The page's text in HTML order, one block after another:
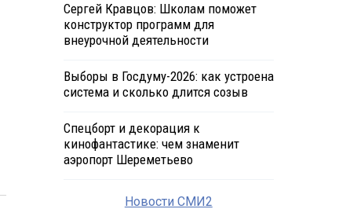
Сергей Кравцов: Школам поможет
конструктор программ для
внеурочной деятельности
Выборы в Госдуму-2026: как устроена
система и сколько длится созыв
Спецборт и декорация к
кинофантастике: чем знаменит
аэропорт Шереметьево
Новости СМИ2